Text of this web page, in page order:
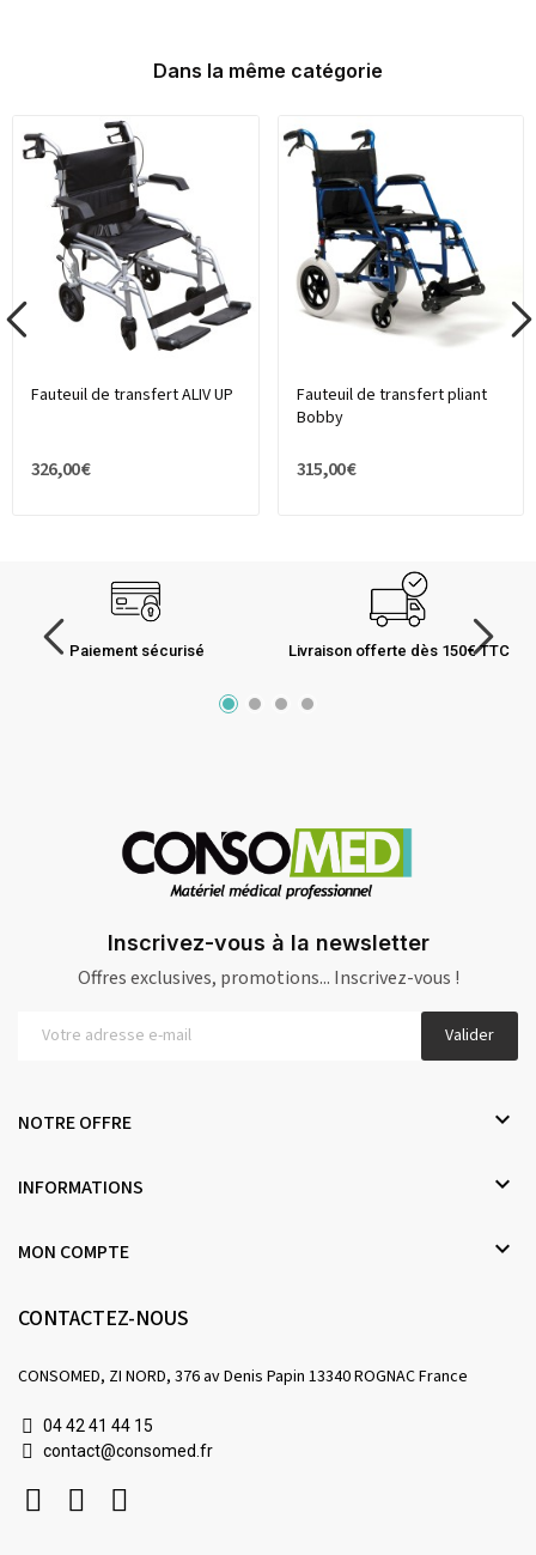
Dans la même catégorie
Fauteuil de transfert ALIV UP
326,00 €
Fauteuil de transfert pliant
Bobby
315,00 €
Paiement sécurisé Livraison offerte dès 150€ TTC
Inscrivez-vous à la newsletter
Offres exclusives, promotions... Inscrivez-vous !
Valider
NOTRE OFFRE 
INFORMATIONS 
MON COMPTE 
CONTACTEZ-NOUS
CONSOMED, ZI NORD, 376 av Denis Papin 13340 ROGNAC France
04 42 41 44 15
contact@consomed.fr